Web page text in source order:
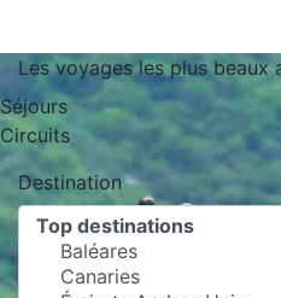
Les voyages les plus beaux
Séjours
Circuits
Destination